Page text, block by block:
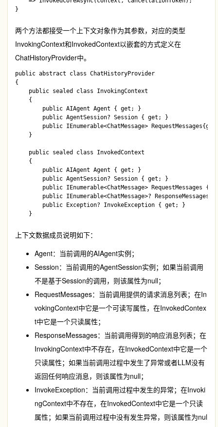
两个方法都接受一个上下文对象作为其参数，对应的类型
InvokingContext和InvokedContext以嵌套的方式定义在
ChatHistoryProvider中。
public abstract class ChatHistoryProvider
{
    public sealed class InvokingContext
    {
        public AIAgent Agent { get; }
        public AgentSession? Session { get; }
public IEnumerable<ChatMessage>
    }
    public sealed class InvokedContext
    {
        public AIAgent Agent { get; }
        public AgentSession? Session { get; }
public IEnumerable<ChatMessage> RequestMessages {
public IEnumerable<ChatMessage>? ResponseMessages {
        public Exception? InvokeException { get; }
上下文数据成员说明如下：
Agent：当前调用的AIAgent实例；
Session：当前调用的AgentSession实例；如果当前调用
不是基于Session的调用，则该属性为null；
RequestMessages：当前调用提供的请求消息列表；在In
vokingContext中它是一个可读写属性，在InvokedContex
t中它是一个只读属性；
ResponseMessages：当前调用得到的响应消息列表；在
InvokingContext中不存在，在InvokedContext中它是一个
只读属性；如果当前调用过程中发生了异常或者LLM没有
返回任何响应消息，则该属性为null；
InvokeException：当前调用过程中发生的异常；在Invoki
ngContext中不存在，在InvokedContext中它是一个只读
属性；如果当前调用过程中没有发生异常，则该属性为nul